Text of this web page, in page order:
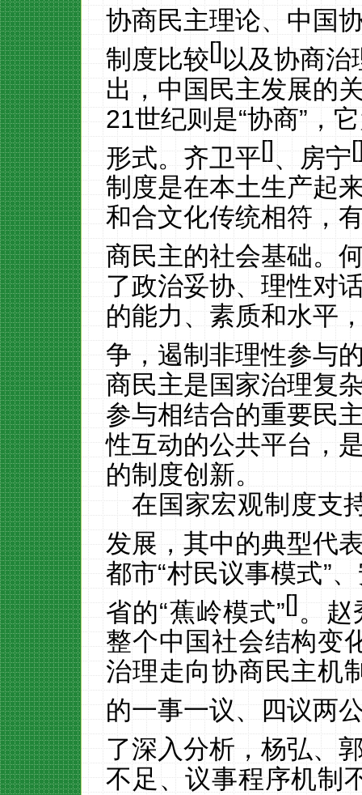
协商民主理论、中国
制度比较[]以及协商治
出，中国民主发展的
21世纪则是“协商”，
形式。齐卫平[]、房宁[
制度是在本土生产起
和合文化传统相符，
商民主的社会基础。
了政治妥协、理性对
的能力、素质和水平
争，遏制非理性参与
商民主是国家治理复
参与相结合的重要民
性互动的公共平台，
的制度创新。
在国家宏观制度支
发展，其中的典型代
都市“村民议事模式”
省的“蕉岭模式”[]。赵
整个中国社会结构变
治理走向协商民主机
的一事一议、四议两
了深入分析，杨弘、
不足、议事程序机制